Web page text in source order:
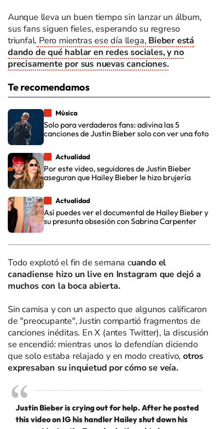
Aunque lleva un buen tiempo sin lanzar un álbum,
sus fans siguen fieles, esperando su regreso
triunfal. Pero mientras ese día llega, Bieber está
dando de qué hablar en redes sociales, y no
precisamente por sus nuevas canciones.
Te recomendamos
Música
Solo para verdaderos fans: adivina las 5
canciones de Justin Bieber solo con ver una foto
Actualidad
Por este video, seguidores de Justin Bieber
aseguran que Hailey Bieber le hizo brujería
Actualidad
Así puedes ver el documental de Hailey Bieber y
su presunta obsesión con Sabrina Carpenter
Todo explotó el fin de semana cuando el
canadiense hizo un live en Instagram que dejó a
muchos con la boca abierta.
Sin camisa y con un aspecto que algunos calificaron
de "preocupante", Justin compartió fragmentos de
canciones inéditas. En X (antes Twitter), la discusión
se encendió: mientras unos lo defendían diciendo
que solo estaba relajado y en modo creativo, otros
expresaban su inquietud por cómo se veía.
Justin Bieber is crying out for help. After he posted
this video on IG his handler Hailey shut down his